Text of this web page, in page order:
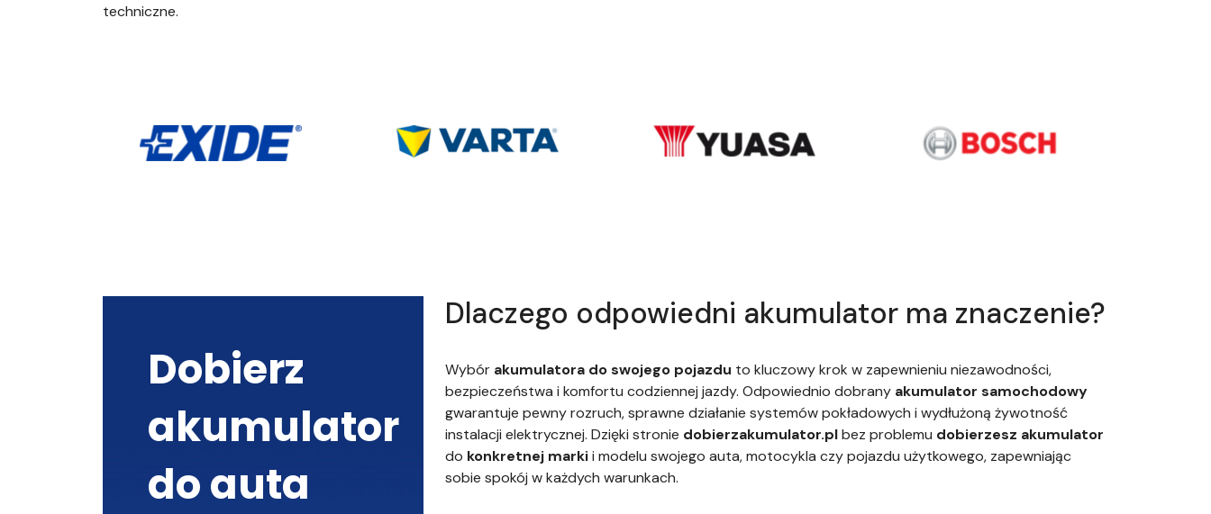
techniczne.
Dobierz
akumulator
do auta
Dlaczego odpowiedni akumulator ma znaczenie?
Wybór akumulatora do swojego pojazdu to kluczowy krok w zapewnieniu niezawodności,
bezpieczeństwa i komfortu codziennej jazdy. Odpowiednio dobrany akumulator samochodowy
gwarantuje pewny rozruch, sprawne działanie systemów pokładowych i wydłużoną żywotność
instalacji elektrycznej. Dzięki stronie dobierzakumulator.plbez problemu dobierzesz akumulator
do konkretnej markii modelu swojego auta, motocykla czy pojazdu użytkowego, zapewniając
sobie spokój w każdych warunkach.